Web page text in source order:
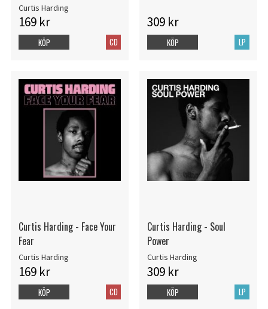
Curtis Harding
169 kr
CD
KÖP
309 kr
LP
KÖP
Curtis Harding - Face Your
Fear
Curtis Harding
169 kr
CD
KÖP
Curtis Harding - Soul
Power
Curtis Harding
309 kr
LP
KÖP